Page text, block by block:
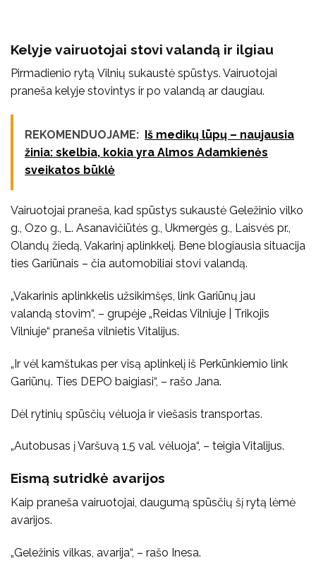
Kelyje vairuotojai stovi valandą ir ilgiau
Pirmadienio rytą Vilnių sukaustė spūstys. Vairuotojai
praneša kelyje stovintys ir po valandą ar daugiau.
REKOMENDUOJAME:
Iš medikų lūpų – naujausia
žinia: skelbia, kokia yra Almos Adamkienės
sveikatos būklė
Vairuotojai praneša, kad spūstys sukaustė Geležinio vilko
g., Ozo g., L. Asanavičiūtės g., Ukmergės g., Laisvės pr.,
Olandų žiedą, Vakarinį aplinkkelį. Bene blogiausia situacija
ties Gariūnais – čia automobiliai stovi valandą.
„Vakarinis aplinkkelis užsikimšęs, link Gariūnų jau
valandą stovim“, – grupėje „Reidas Vilniuje | Trikojis
Vilniuje“ praneša vilnietis Vitalijus.
„Ir vėl kamštukas per visą aplinkelį iš Perkūnkiemio link
Gariūnų. Ties DEPO baigiasi“, – rašo Jana.
Dėl rytinių spūsčių vėluoja ir viešasis transportas.
„Autobusas į Varšuvą 1,5 val. vėluoja“, – teigia Vitalijus.
Eismą sutridkė avarijos
Kaip praneša vairuotojai, daugumą spūsčių šį rytą lėmė
avarijos.
„Geležinis vilkas, avarija“, – rašo Inesa.